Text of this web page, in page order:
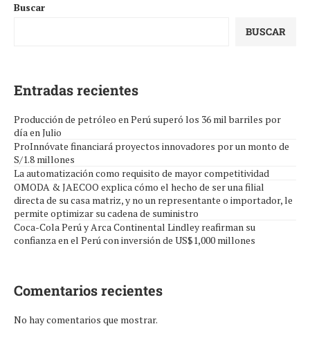
Buscar
BUSCAR
Entradas recientes
Producción de petróleo en Perú superó los 36 mil barriles por
día en Julio
ProInnóvate financiará proyectos innovadores por un monto de
S/1.8 millones
La automatización como requisito de mayor competitividad
OMODA & JAECOO explica cómo el hecho de ser una filial
directa de su casa matriz, y no un representante o importador, le
permite optimizar su cadena de suministro
Coca-Cola Perú y Arca Continental Lindley reafirman su
confianza en el Perú con inversión de US$1,000 millones
Comentarios recientes
No hay comentarios que mostrar.